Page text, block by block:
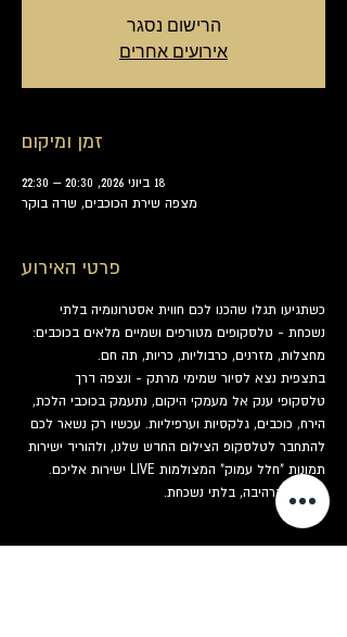
הרישום נסגר
אירועים אחרים
זמן ומיקום
18 ביוני 2026, 20:30 – 22:30
מצפה שירת הכוכבים, שדה בוקר
פרטי האירוע
כשתגיעו תגלו שהכנו לכם חווית אסטרונומיה בלתי
נשכחת - טלסקופים מטורפים ושמיים מלאים בכוכבים:
מחצלות, מזרנים, כרבוליות, כריות, תה חם.
בתצפית נצא לסיור שמימי מרתק - ונצפה דרך
טלסקופי ענק אל מעמקי היקום, נתעמק בכוכבי הלכת,
הירח, כוכבים, גלקסיות וערפיליות. עכשיו רק נשאר לכם
להתחבר לטלסקופ הצילום החדש שלנו, ולהוריד ישירות
תמונות "חלל עמוק" המצולמות LIVE ישירות אליכם.
מזכרת מרהיבה, בלתי נשכחת.